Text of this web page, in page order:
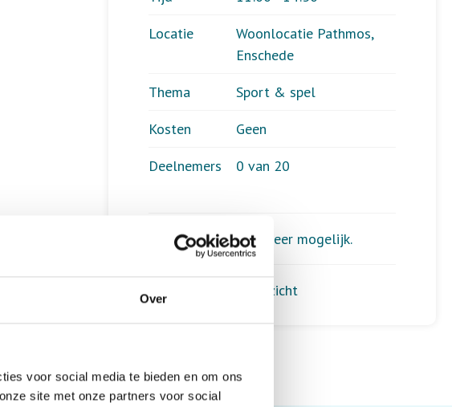
Over
voor social media te bieden en om ons
site met onze partners voor social
Locatie
Woonlocatie Pathmos,
Enschede
Thema
Sport & spel
Kosten
Geen
Deelnemers
0 van 20
Aanmelden is niet meer mogelijk.
Terug naar het overzicht